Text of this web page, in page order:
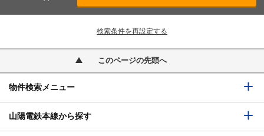
検索条件を再設定する
このページの先頭へ
物件検索メニュー
山陽電鉄本線から探す